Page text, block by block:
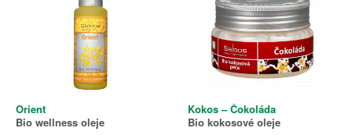
Orient
Bio wellness oleje
Kokos – Čokoláda
Bio kokosové oleje